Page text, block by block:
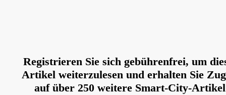
Registrieren Sie sich gebührenfrei, um
Artikel weiterzulesen und erhalten Sie
auf über 250 weitere Smart-City-